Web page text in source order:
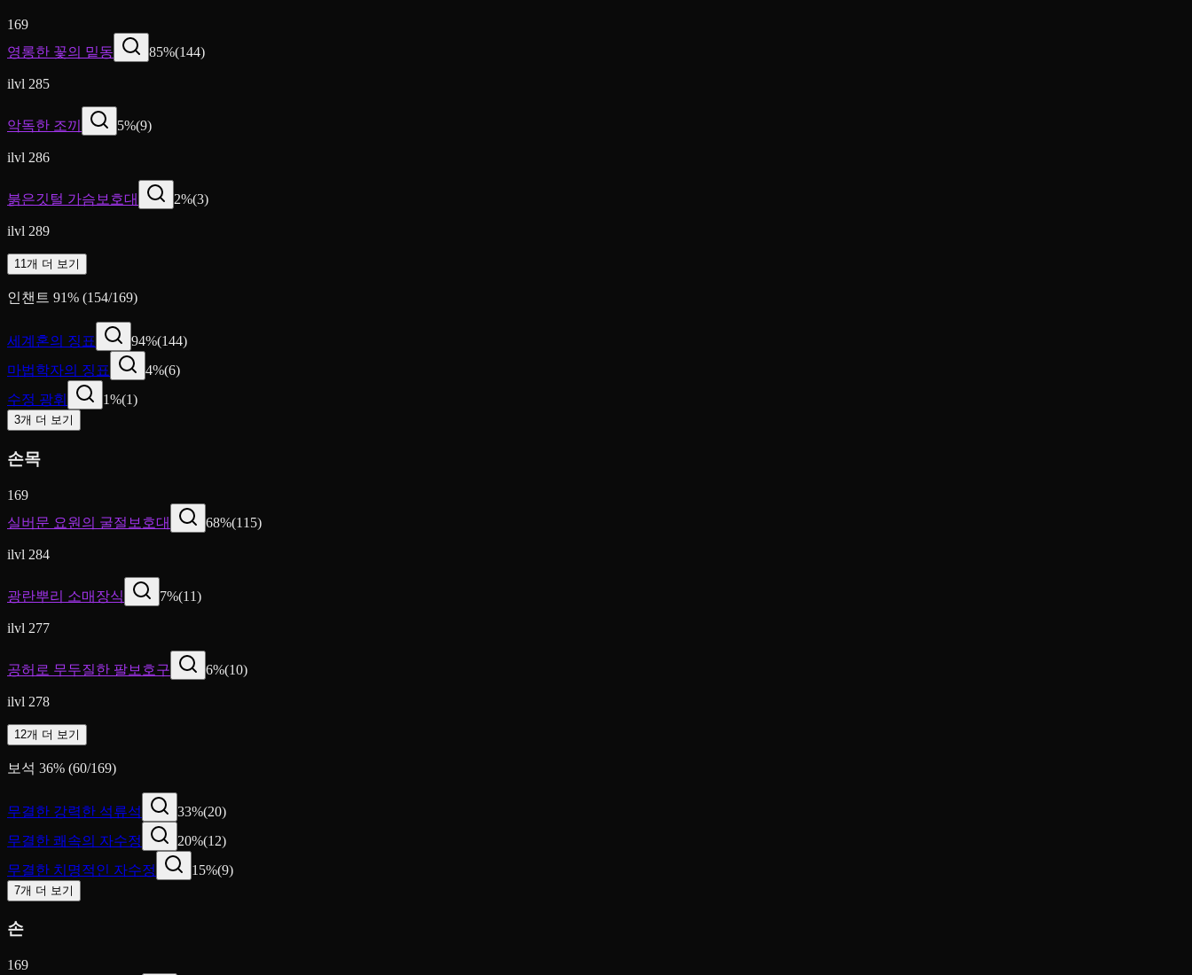
169
영롱한 꽃의 밑동
85%(144)
ilvl 285
악독한 조끼 5%(9)
ilvl 286
붉은깃털 가슴보호대 2%(3)
ilvl 289
11개 더 보기
인챈트 91% (154/169)
세계혼의 징표 94%(144)
마법학자의 징표
4%(6)
수정 광휘
1%(1)
3개 더 보기
손목
169
실버문 요원의 굴절보호대
68%(115)
ilvl 284
광란뿌리 소매장식 7%(11)
ilvl 277
공허로 무두질한 팔보호구 6%(10)
ilvl 278
12개 더 보기
보석 36% (60/169)
무결한 강력한 석류석 33%(20)
무결한 쾌속의 자수정
20%(12)
무결한 치명적인 자수정
15%(9)
7개 더 보기
손
169